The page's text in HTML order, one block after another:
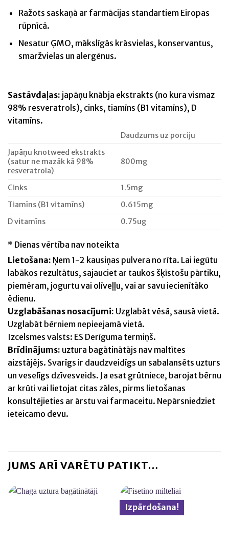
Ražots saskaņā ar farmācijas standartiem Eiropas
rūpnīcā.
Nesatur ĢMO, mākslīgās krāsvielas, konservantus,
smaržvielas un alergēnus.
Sastāvdaļas: japāņu knābja ekstrakts (no kura vismaz
98% resveratrols), cinks, tiamīns (B1 vitamīns), D
vitamīns.
Daudzums uz porciju
Japāņu knotweed ekstrakts
(satur ne mazāk kā 98%
resveratrola)
800mg
Cinks
1.5mg
Tiamīns (B1 vitamīns)
0.615mg
D vitamīns
0.75ug
* Dienas vērtība nav noteikta
Lietošana: Ņem 1-2 kausiņas pulvera no rīta. Lai iegūtu
labākos rezultātus, sajauciet ar taukos šķīstošu pārtiku,
piemēram, jogurtu vai olīveļļu, vai ar savu iecienītāko
ēdienu.
Uzglabāšanas nosacījumi: Uzglabāt vēsā, sausā vietā.
Uzglabāt bērniem nepieejamā vietā.
Izcelsmes valsts: ES Derīguma termiņš.
Brīdinājums: uztura bagātinātājs nav maltītes
aizstājējs. Svarīgs ir daudzveidīgs un sabalansēts uzturs
un veselīgs dzīvesveids. Ja esat grūtniece, barojat bērnu
ar krūti vai lietojat citas zāles, pirms lietošanas
konsultējieties ar ārstu vai farmaceitu. Nepārsniedziet
ieteicamo devu.
JUMS ARĪ VARĒTU PATIKT…
Izpārdošana!